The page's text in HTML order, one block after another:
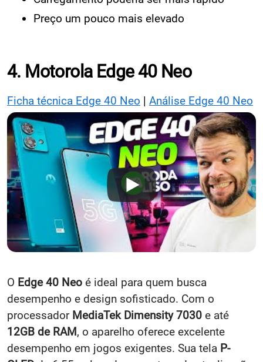
Preço um pouco mais elevado
4. Motorola Edge 40 Neo
Ficha técnica Edge 40 Neo | Análise Edge 40 Neo
O Edge 40 Neo é ideal para quem busca
desempenho e design sofisticado. Com o
processador MediaTek Dimensity 7030 e até
12GB de RAM, o aparelho oferece excelente
desempenho em jogos exigentes. Sua tela P-